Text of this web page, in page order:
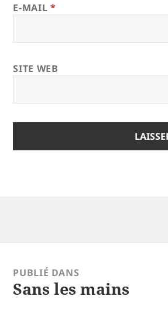
E-MAIL *
SITE WEB
PUBLIÉ DANS
Sans les mains